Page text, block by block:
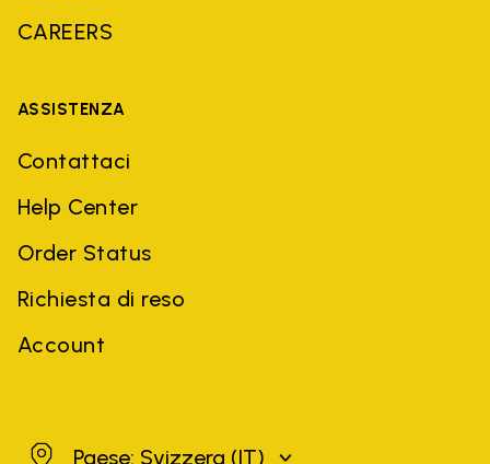
CAREERS
ASSISTENZA
Contattaci
Help Center
Order Status
Richiesta di reso
Account
SvizzeraPaese: Svizzera (IT)